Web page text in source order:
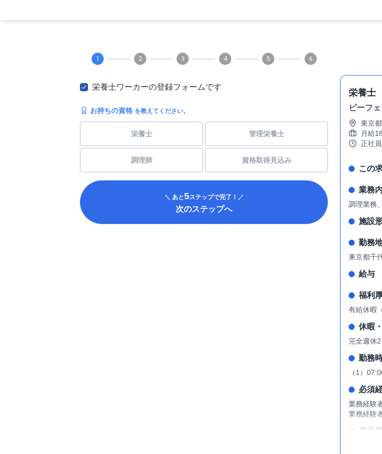
1 2 3 4 5 6
栄養士ワーカーの登録フォームです
お持ちの資格 を教えてください。
栄養士 管理栄養士
調理師 資格取得見込み
＼ あと5ステップで完了！／
次のステップへ
栄養士
ビーフ
東京都
月給
正社員
この
業務
調理業務
施設
勤務
東京都千
給与
福利
有給休暇
休暇
完全週休
勤務
（1）
必須
業務経験
業務経験
雇用